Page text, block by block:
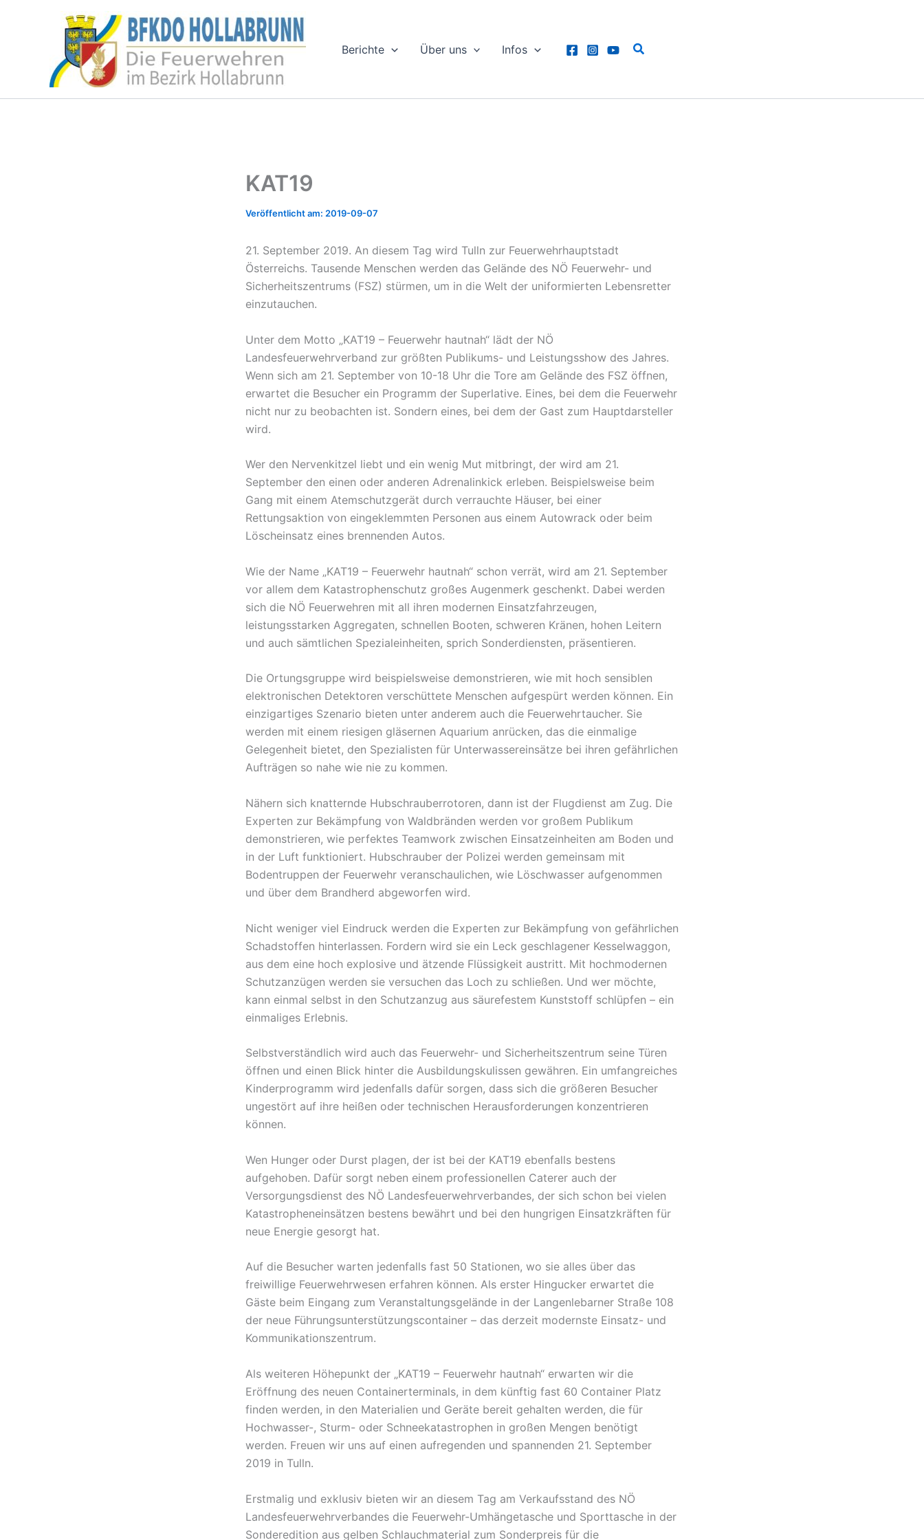
Berichte Über uns Infos Suchen
KAT19
2019-09-07
21. September 2019. An diesem Tag wird Tulln zur Feuerwehrhauptstadt
Österreichs. Tausende Menschen werden das Gelände des NÖ Feuerwehr- und
Sicherheitszentrums (FSZ) stürmen, um in die Welt der uniformierten Lebensretter
einzutauchen.
Unter dem Motto „KAT19 – Feuerwehr hautnah“ lädt der NÖ
Landesfeuerwehrverband zur größten Publikums- und Leistungsshow des Jahres.
Wenn sich am 21. September von 10-18 Uhr die Tore am Gelände des FSZ öffnen,
erwartet die Besucher ein Programm der Superlative. Eines, bei dem die Feuerwehr
nicht nur zu beobachten ist. Sondern eines, bei dem der Gast zum Hauptdarsteller
wird.
Wer den Nervenkitzel liebt und ein wenig Mut mitbringt, der wird am 21.
September den einen oder anderen Adrenalinkick erleben. Beispielsweise beim
Gang mit einem Atemschutzgerät durch verrauchte Häuser, bei einer
Rettungsaktion von eingeklemmten Personen aus einem Autowrack oder beim
Löscheinsatz eines brennenden Autos.
Wie der Name „KAT19 – Feuerwehr hautnah“ schon verrät, wird am 21. September
vor allem dem Katastrophenschutz großes Augenmerk geschenkt. Dabei werden
sich die NÖ Feuerwehren mit all ihren modernen Einsatzfahrzeugen,
leistungsstarken Aggregaten, schnellen Booten, schweren Kränen, hohen Leitern
und auch sämtlichen Spezialeinheiten, sprich Sonderdiensten, präsentieren.
Die Ortungsgruppe wird beispielsweise demonstrieren, wie mit hoch sensiblen
elektronischen Detektoren verschüttete Menschen aufgespürt werden können. Ein
einzigartiges Szenario bieten unter anderem auch die Feuerwehrtaucher. Sie
werden mit einem riesigen gläsernen Aquarium anrücken, das die einmalige
Gelegenheit bietet, den Spezialisten für Unterwassereinsätze bei ihren gefährlichen
Aufträgen so nahe wie nie zu kommen.
Nähern sich knatternde Hubschrauberrotoren, dann ist der Flugdienst am Zug. Die
Experten zur Bekämpfung von Waldbränden werden vor großem Publikum
demonstrieren, wie perfektes Teamwork zwischen Einsatzeinheiten am Boden und
in der Luft funktioniert. Hubschrauber der Polizei werden gemeinsam mit
Bodentruppen der Feuerwehr veranschaulichen, wie Löschwasser aufgenommen
und über dem Brandherd abgeworfen wird.
Nicht weniger viel Eindruck werden die Experten zur Bekämpfung von gefährlichen
Schadstoffen hinterlassen. Fordern wird sie ein Leck geschlagener Kesselwaggon,
aus dem eine hoch explosive und ätzende Flüssigkeit austritt. Mit hochmodernen
Schutzanzügen werden sie versuchen das Loch zu schließen. Und wer möchte,
kann einmal selbst in den Schutzanzug aus säurefestem Kunststoff schlüpfen – ein
einmaliges Erlebnis.
Selbstverständlich wird auch das Feuerwehr- und Sicherheitszentrum seine Türen
öffnen und einen Blick hinter die Ausbildungskulissen gewähren. Ein umfangreiches
Kinderprogramm wird jedenfalls dafür sorgen, dass sich die größeren Besucher
ungestört auf ihre heißen oder technischen Herausforderungen konzentrieren
können.
Wen Hunger oder Durst plagen, der ist bei der KAT19 ebenfalls bestens
aufgehoben. Dafür sorgt neben einem professionellen Caterer auch der
Versorgungsdienst des NÖ Landesfeuerwehrverbandes, der sich schon bei vielen
Katastropheneinsätzen bestens bewährt und bei den hungrigen Einsatzkräften für
neue Energie gesorgt hat.
Auf die Besucher warten jedenfalls fast 50 Stationen, wo sie alles über das
freiwillige Feuerwehrwesen erfahren können. Als erster Hingucker erwartet die
Gäste beim Eingang zum Veranstaltungsgelände in der Langenlebarner Straße 108
der neue Führungsunterstützungscontainer – das derzeit modernste Einsatz- und
Kommunikationszentrum.
Als weiteren Höhepunkt der „KAT19 – Feuerwehr hautnah“ erwarten wir die
Eröffnung des neuen Containerterminals, in dem künftig fast 60 Container Platz
finden werden, in den Materialien und Geräte bereit gehalten werden, die für
Hochwasser-, Sturm- oder Schneekatastrophen in großen Mengen benötigt
werden. Freuen wir uns auf einen aufregenden und spannenden 21. September
2019 in Tulln.
Erstmalig und exklusiv bieten wir an diesem Tag am Verkaufsstand des NÖ
Landesfeuerwehrverbandes die Feuerwehr-Umhängetasche und Sporttasche in der
Sonderedition aus gelben Schlauchmaterial zum Sonderpreis für die